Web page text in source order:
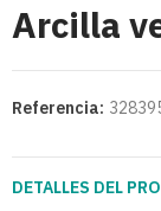
Arcilla
Referencia:
DETALLES DEL